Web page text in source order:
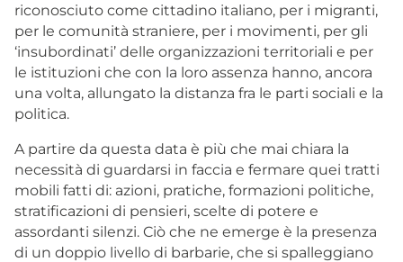
riconosciuto come cittadino italiano, per i migranti,
per le comunità straniere, per i movimenti, per gli
‘insubordinati’ delle organizzazioni territoriali e per
le istituzioni che con la loro assenza hanno, ancora
una volta, allungato la distanza fra le parti sociali e la
politica.
A partire da questa data è più che mai chiara la
necessità di guardarsi in faccia e fermare quei tratti
mobili fatti di: azioni, pratiche, formazioni politiche,
stratificazioni di pensieri, scelte di potere e
assordanti silenzi. Ciò che ne emerge è la presenza
di un doppio livello di barbarie, che si spalleggiano